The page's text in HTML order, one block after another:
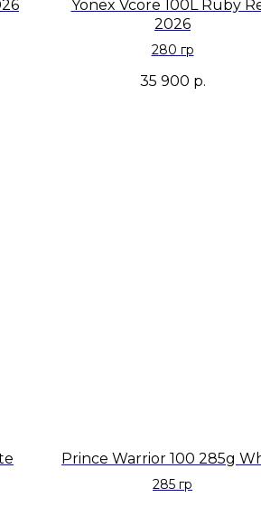
Yonex Vcore 100L Ruby
2026
280 гр
35 900 р.
Prince Warrior 100 285g
285 гр